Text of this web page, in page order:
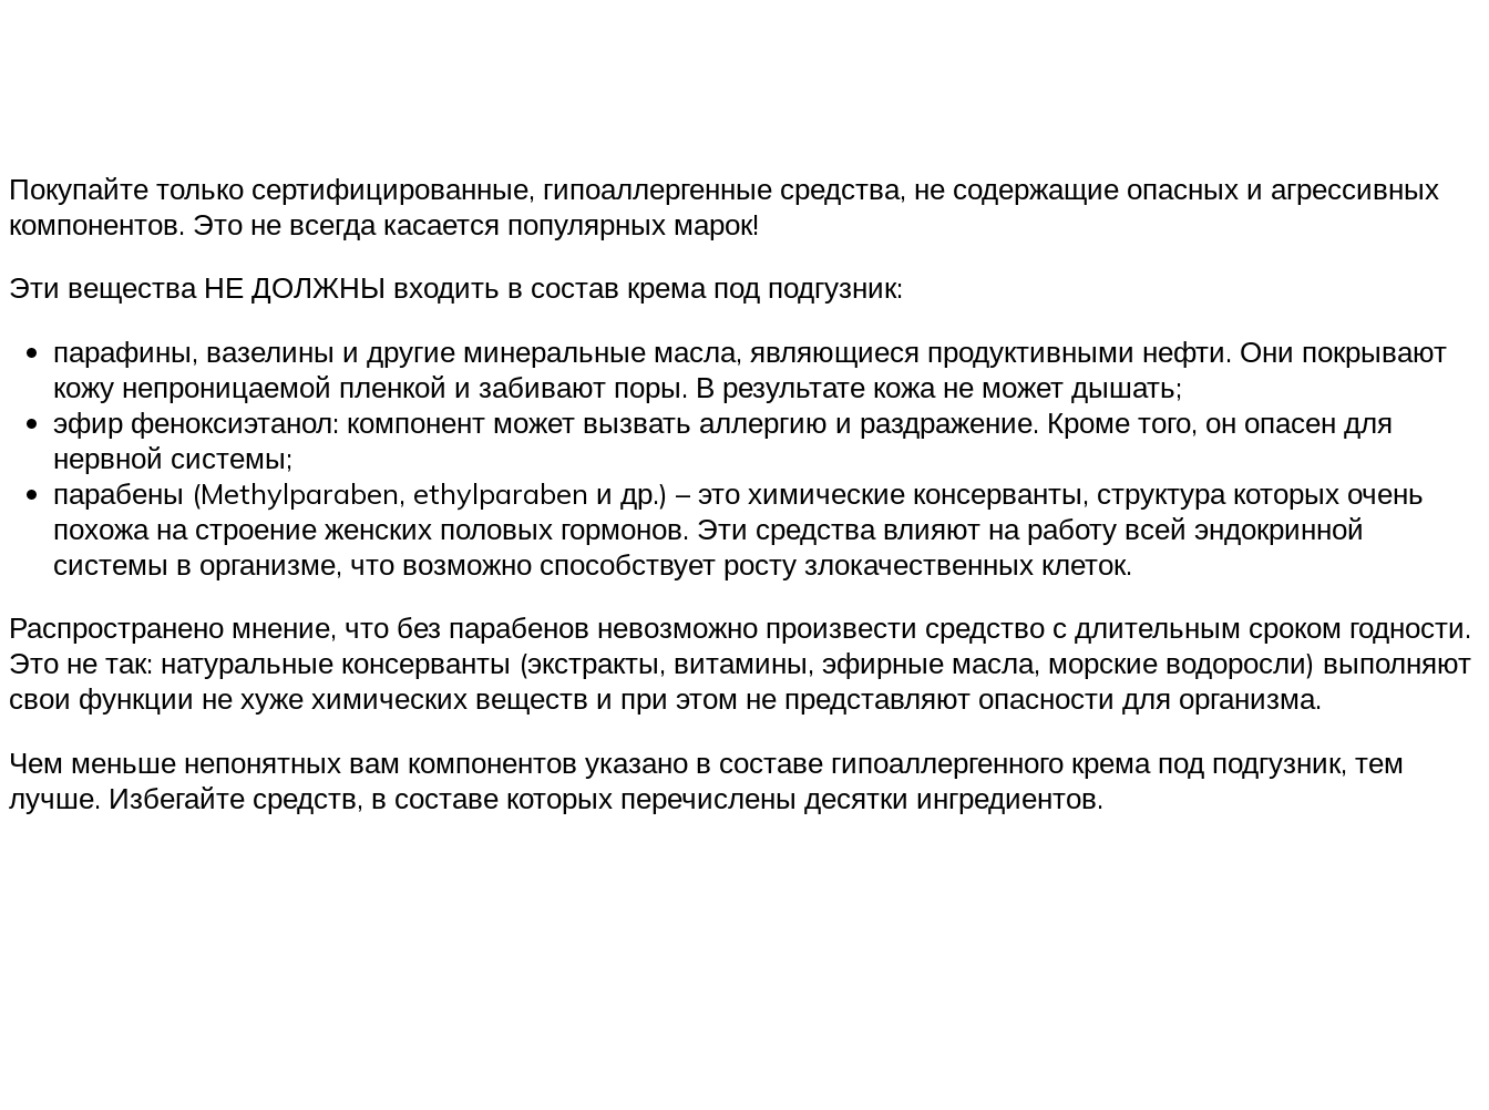
Покупайте только сертифицированные, гипоаллергенные средства, не содержащие опасных и агрессивных
компонентов. Это не всегда касается популярных марок!
Эти вещества НЕ ДОЛЖНЫ входить в состав крема под подгузник:
парафины, вазелины и другие минеральные масла, являющиеся продуктивными нефти. Они покрывают
кожу непроницаемой пленкой и забивают поры. В результате кожа не может дышать;
эфир феноксиэтанол: компонент может вызвать аллергию и раздражение. Кроме того, он опасен для
нервной системы;
парабены (Methylparaben, ethylparaben и др.) – это химические консерванты, структура которых очень
похожа на строение женских половых гормонов. Эти средства влияют на работу всей эндокринной
системы в организме, что возможно способствует росту злокачественных клеток.
Распространено мнение, что без парабенов невозможно произвести средство с длительным сроком годности.
Это не так: натуральные консерванты (экстракты, витамины, эфирные масла, морские водоросли) выполняют
свои функции не хуже химических веществ и при этом не представляют опасности для организма.
Чем меньше непонятных вам компонентов указано в составе гипоаллергенного крема под подгузник, тем
лучше. Избегайте средств, в составе которых перечислены десятки ингредиентов.